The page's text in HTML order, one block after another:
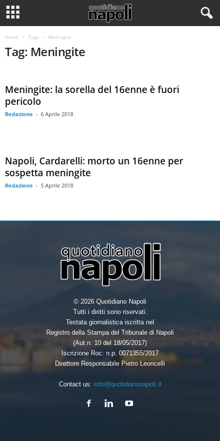
Home Tags Meningite
Tag: Meningite
Meningite: la sorella del 16enne è fuori
pericolo
Redazione - 6 Aprile 2018
Napoli, Cardarelli: morto un 16enne per
sospetta meningite
Redazione - 5 Aprile 2018
© 2026 Quotidiano Napoli
Tutti i diritti sono riservati.
Testata giornalistica iscritta nel
Registro della Stampa del Tribunale di Napoli
(Aut.n. 10 del 18/05/2017)
Iscrizione Roc: n.p. 0071355/2017
Direttore Responsabile Pietro Leoncelli
Contact us: info@quotidianonapoli.it